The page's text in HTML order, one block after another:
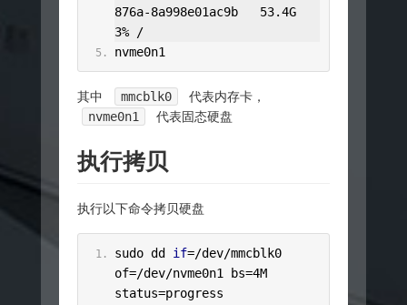
876a-8a998e01ac9b
53.4G
3%
/
nvme0n1
其中 mmcblk0
代表内存卡，
nvme0n1
代表固态硬盘
执行拷贝
执行以下命令拷贝硬盘
sudo dd if=/dev/mmcblk0
of=/dev/nvme0n1 bs=4M
status=progress